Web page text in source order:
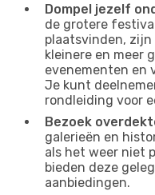
Dompel jezelf
de grotere
plaatsvinden, zijn
kleinere en meer
evenementen en
Je kunt
rondleiding voor
Bezoek
galerieën en
als het weer niet
bieden deze
aanbiedingen.